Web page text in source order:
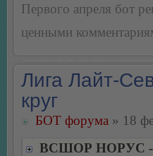
Первого апреля бот
ценными
Лига Лайт-
круг
БОТ форума » 18
ВСШОР НОРУС -